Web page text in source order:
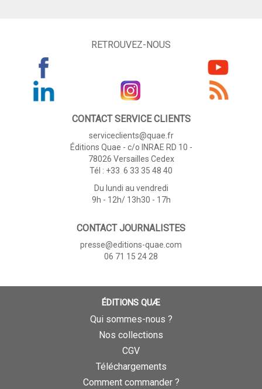
RETROUVEZ-NOUS
CONTACT SERVICE CLIENTS
serviceclients@quae.fr
Éditions Quae - c/o INRAE RD 10 -
78026 Versailles Cedex
Tél : +33 6 33 35 48 40
Du lundi au vendredi
9h - 12h/ 13h30 - 17h
CONTACT JOURNALISTES
presse@editions-quae.com
06 71 15 24 28
ÉDITIONS QUÆ
Qui sommes-nous ?
Nos collections
CGV
Téléchargements
Comment commander ?